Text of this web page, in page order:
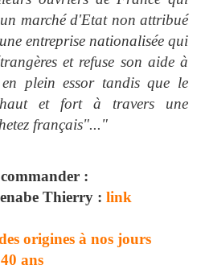
marché d'Etat non attribué
entreprise nationalisée qui
et refuse son aide à
plein essor tandis que le
haut et fort à travers une
français"..."
:
Thierry : link
origines à nos jours
ans